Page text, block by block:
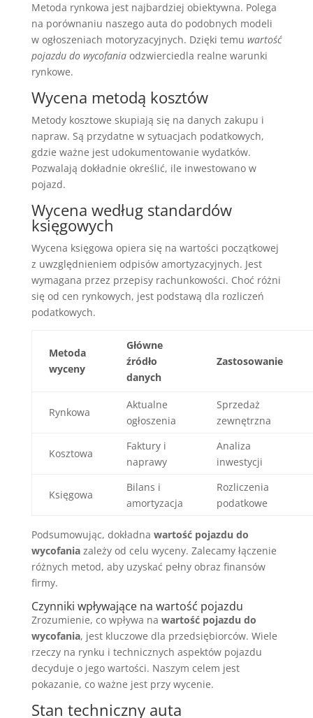
Metoda rynkowa jest najbardziej obiektywna. Polega
na porównaniu naszego auta do podobnych modeli
w ogłoszeniach motoryzacyjnych. Dzięki temu wartość
pojazdu do wycofaniaodzwierciedla realne warunki
rynkowe.
Wycena metodą kosztów
Metody kosztowe skupiają się na danych zakupu i
napraw. Są przydatne w sytuacjach podatkowych,
gdzie ważne jest udokumentowanie wydatków.
Pozwalają dokładnie określić, ile inwestowano w
pojazd.
Wycena według standardów
księgowych
Wycena księgowa opiera się na wartości początkowej
z uwzględnieniem odpisów amortyzacyjnych. Jest
wymagana przez przepisy rachunkowości. Choć różni
się od cen rynkowych, jest podstawą dla rozliczeń
podatkowych.
Metoda
wyceny
Główne
źródło
danych
Zastosowanie
Rynkowa
Aktualne
ogłoszenia
Sprzedaż
zewnętrzna
Kosztowa
Faktury i
naprawy
Analiza
inwestycji
Księgowa
Bilans i
amortyzacja
Rozliczenia
podatkowe
Podsumowując, dokładna wartość pojazdu do
wycofaniazależy od celu wyceny. Zalecamy łączenie
różnych metod, aby uzyskać pełny obraz finansów
firmy.
Czynniki wpływające na wartość pojazdu
Zrozumienie, co wpływa na wartość pojazdu do
wycofania, jest kluczowe dla przedsiębiorców. Wiele
rzeczy na rynku i technicznych aspektów pojazdu
decyduje o jego wartości. Naszym celem jest
pokazanie, co ważne jest przy wycenie.
Stan techniczny auta